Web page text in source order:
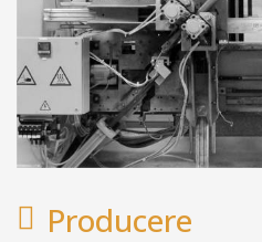
Producere